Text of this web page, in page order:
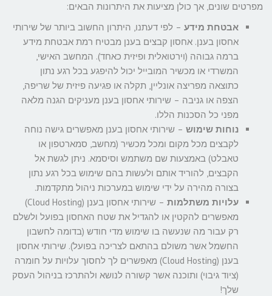
מפרטים שונים, אך כולן מציעות את היתרונות הבאים:
אבטחת מידע – לפי דעתנו, היתרון החשוב ביותר של שירותי
אחסון בענן. אחסון קבצים בענן מבטיח רמת אבטחת מידע
ברמה גבוהה (וירטואלית ופיזית כאחד). המחשב האישי,
המשרדי או מכשיר המובייל יכול להיפגע בכל רגע נתון
כתוצאה מפריצה אונליין, תקלה או פגיעה פיזית של שריפה,
הצפה או גניבה – שירותי אחסון בענן מעניקים הגנה מלאה
מפני כל הסכנות הללו.
נוחות שימוש – שירותי אחסון בענן מאפשרים גישה נוחה
לקבצים מכל מקום ומכל מכשיר (מחשב, סמארטפון או
טאבלט) באמצעות שם משתמש וסיסמא. ניתן לגשת אל
הקבצים, להוריד אותם ולעשות בהם שימוש בכל רגע נתון
בצורה מהירה על ידי שימוש במערכות ניהול מתקדמות.
עלויות משתלמות
– שירותי אחסון בענן (Cloud Hosting)
מאפשרים להקטין או להגדיל את שטח האחסון בפועל ולשלם
רק עבור מה שנעשה בו שימוש מדי חודש (בדומה לחשבון
החשמל אשר משולם בהתאם לצריכה בפועל). שירותי אחסון
בענן (Cloud Hosting) מאפשרים לך לחסוך עלויות על חומרה
(ציוד גיבוי) ותוכנה אשר קשורה לנושא ולהתרכז בניהול העסק
שלך!